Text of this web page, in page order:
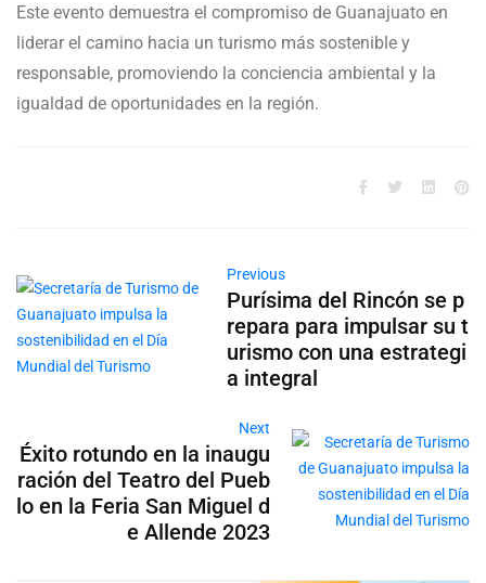
Este evento demuestra el compromiso de Guanajuato en
liderar el camino hacia un turismo más sostenible y
responsable, promoviendo la conciencia ambiental y la
igualdad de oportunidades en la región.
Previous
Purísima del Rincón se p
repara para impulsar su t
urismo con una estrategi
a integral
Next
Éxito rotundo en la inaugu
ración del Teatro del Pueb
lo en la Feria San Miguel d
e Allende 2023